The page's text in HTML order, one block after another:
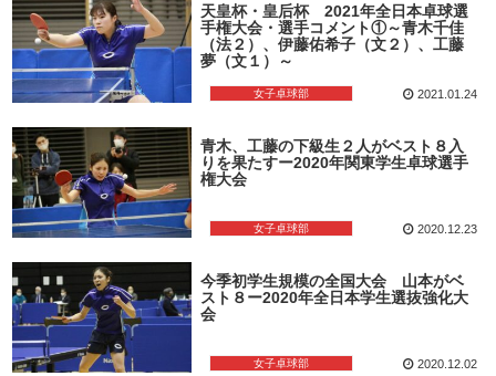
女子卓球部
天皇杯・皇后杯 2021年全日本卓球選
手権大会・選手コメント①～青木千佳
（法２）、伊藤佑希子（文２）、工藤
夢（文１）～
2021.01.24
女子卓球部
青木、工藤の下級生２人がベスト８入
りを果たすー2020年関東学生卓球選手
権大会
2020.12.23
女子卓球部
今季初学生規模の全国大会 山本がベ
スト８ー2020年全日本学生選抜強化大
会
2020.12.02